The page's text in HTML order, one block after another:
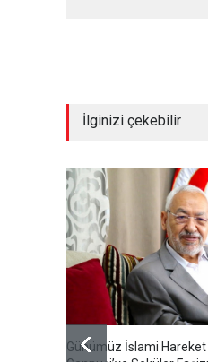
İlginizi çekebilir
Günümüz İslami